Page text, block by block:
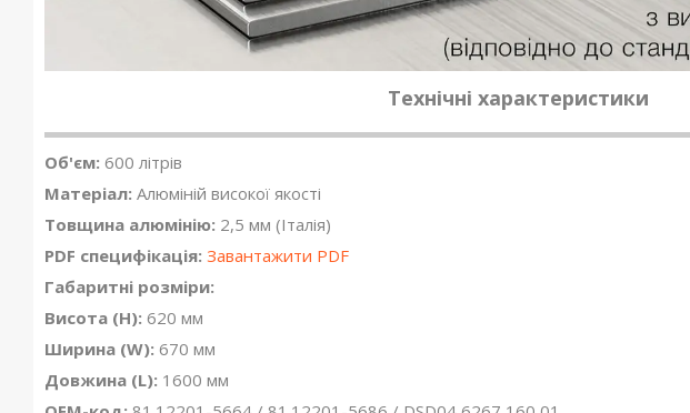
Технічні характеристики
Об'єм: 600 літрів
Матеріал: Алюміній високої якості
Товщина алюмінію: 2,5 мм (Італія)
PDF специфікація: Завантажити PDF
Габаритні розміри:
Висота (H): 620 мм
Ширина (W): 670 мм
Довжина (L): 1600 мм